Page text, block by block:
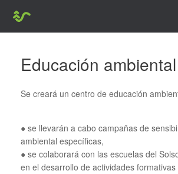
Educación ambiental
Se creará un centro de educación
● se llevarán a cabo campañas de
ambiental específicas,
● se colaborará con las escuelas del
en el desarrollo de actividades